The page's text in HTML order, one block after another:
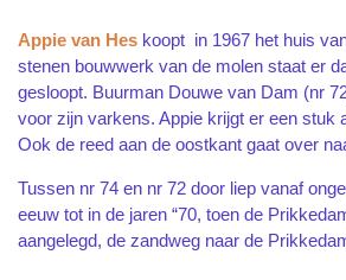
Appie van Hes koopt in 1967 het huis
stenen bouwwerk van de molen staat er
gesloopt. Buurman Douwe van Dam (nr
voor zijn varkens. Appie krijgt er een stuk
Ook de reed aan de oostkant gaat over
Tussen nr 74 en nr 72 door liep vanaf
eeuw tot in de jaren “70, toen de
aangelegd, de zandweg naar de